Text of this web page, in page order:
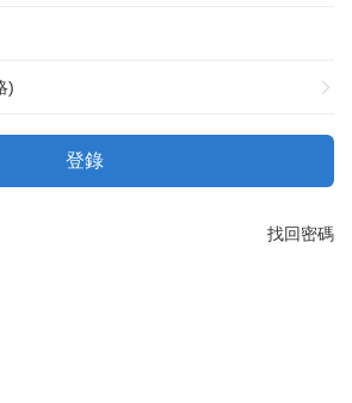
)
登錄
找回密碼